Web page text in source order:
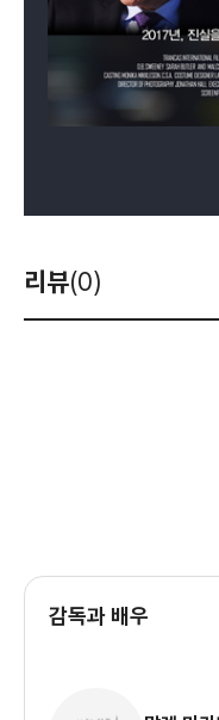
리뷰(0)
감독과 배우